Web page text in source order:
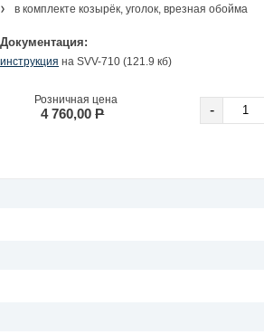
в комплекте козырёк, уголок, врезная обойма
Документация:
инструкция на SVV-710 (121.9 кб)
Розничная цена
4 760,00P -